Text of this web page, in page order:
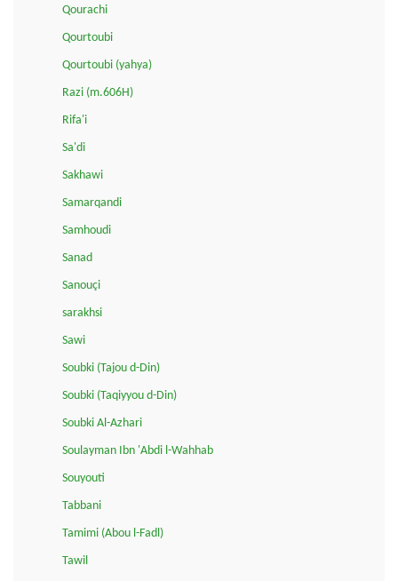
Qourachi
Qourtoubi
Qourtoubi (yahya)
Razi (m.606H)
Rifa'i
Sa'di
Sakhawi
Samarqandi
Samhoudi
Sanad
Sanouçi
sarakhsi
Sawi
Soubki (Tajou d-Din)
Soubki (Taqiyyou d-Din)
Soubki Al-Azhari
Soulayman Ibn 'Abdi l-Wahhab
Souyouti
Tabbani
Tamimi (Abou l-Fadl)
Tawil